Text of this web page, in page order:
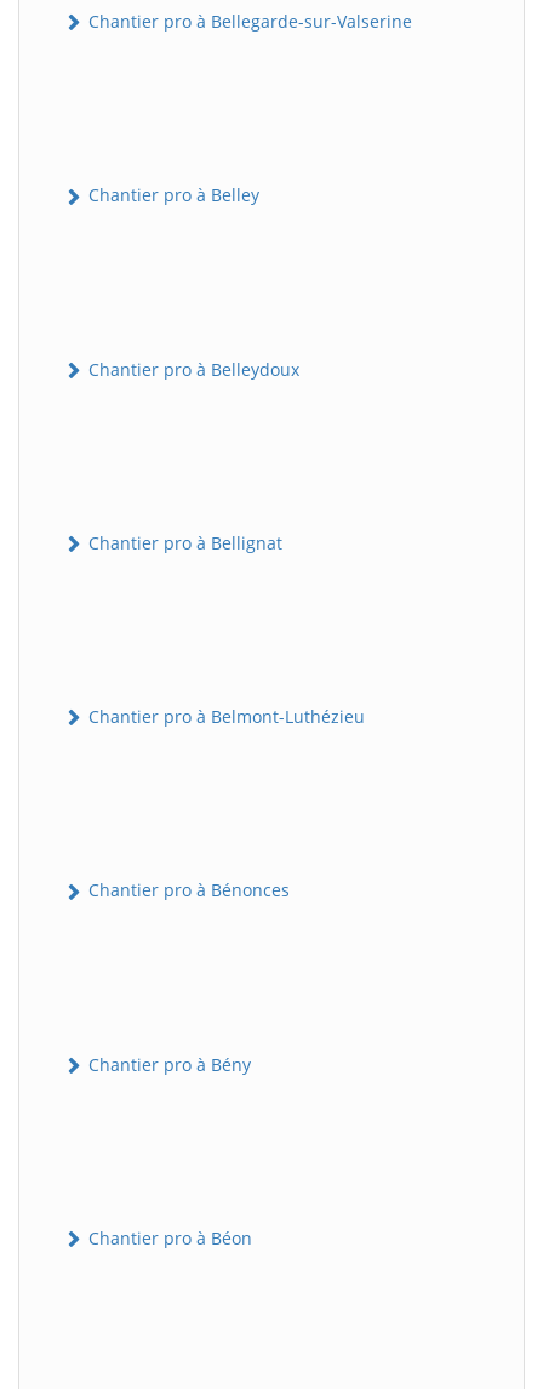
Chantier pro à Bellegarde-sur-Valserine
Chantier pro à Belley
Chantier pro à Belleydoux
Chantier pro à Bellignat
Chantier pro à Belmont-Luthézieu
Chantier pro à Bénonces
Chantier pro à Bény
Chantier pro à Béon